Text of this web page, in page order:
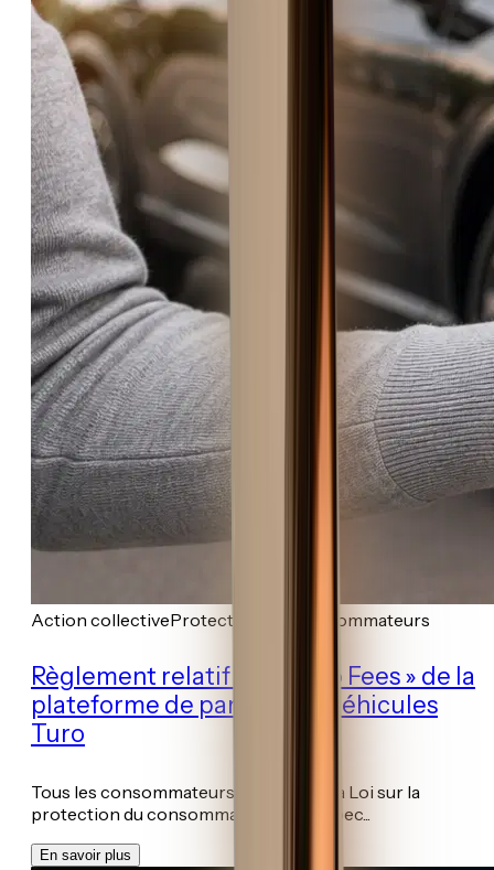
Action collectiveProtection des consommateurs
Règlement relatif aux « Trip Fees » de la
plateforme de partage de véhicules
Turo
Tous les consommateurs en vertu de la Loi sur la
protection du consommateur du Québec...
En savoir plus